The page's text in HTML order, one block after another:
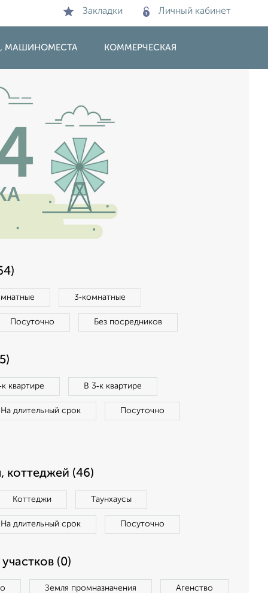
Закладки Личный кабинет
МАШИНОМЕСТА КОММЕРЧЕСКАЯ
3‑комнатные
Посуточно Без посредников
квартире В 3‑к квартире
На длительный срок Посуточно
коттеджей (46)
Коттеджи Таунхаусы
На длительный срок Посуточно
(0)
Земля промназначения Агенство